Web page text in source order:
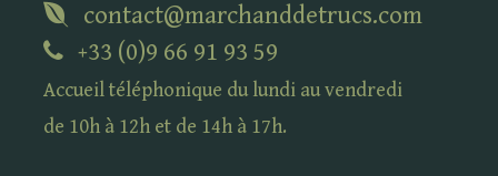
contact@marchanddetrucs.com
+33 (0)9 66 91 93 59
Accueil téléphonique du lundi au vendredi
de 10h à 12h et de 14h à 17h.